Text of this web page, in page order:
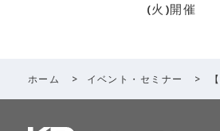
(火)開催
ホーム > イベント・セミナー >